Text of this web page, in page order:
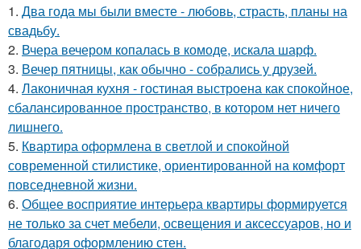
1. Два года мы были вместе - любовь, страсть, планы на
свадьбу.
2. Вчера вечером копалась в комоде, искала шарф.
3. Вечер пятницы, как обычно - собрались у друзей.
4. Лаконичная кухня - гостиная выстроена как спокойное,
сбалансированное пространство, в котором нет ничего
лишнего.
5. Квартира оформлена в светлой и спокойной
современной стилистике, ориентированной на комфорт
повседневной жизни.
6. Общее восприятие интерьера квартиры формируется
не только за счет мебели, освещения и аксессуаров, но и
благодаря оформлению стен.